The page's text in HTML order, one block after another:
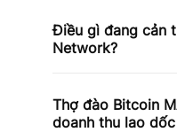
Điều gì đang cản
Network?
Thợ đào Bitcoin
doanh thu lao